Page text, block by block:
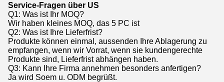
Service-Fragen über US
Q1: Was ist Ihr MOQ?
Wir haben kleines MOQ, das 5 PC ist
Q2: Was ist Ihre Lieferfrist?
Produkte können einmal, aussenden Ihre Ablagerung zu
empfangen, wenn wir Vorrat, wenn sie kundengerechte
Produkte sind, Lieferfrist abhängen haben.
Q3: Kann Ihre Firma annehmen besonders anfertigen?
Ja wird Soem u. ODM begrüßt.